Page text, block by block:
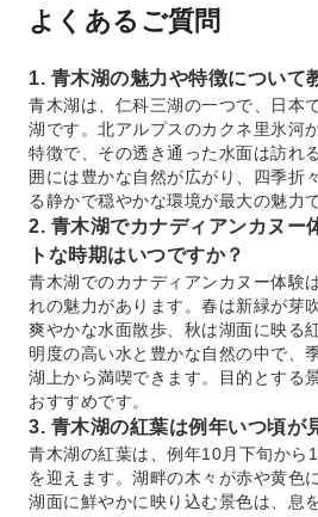
よくあるご質問
1. 青木湖の魅力や特徴について
青木湖は、仁科三湖の一つで、日本
湖です。北アルプスのカクネ里氷河
特徴で、その透き通った水面は訪れ
囲には豊かな自然が広がり、四季折
る静かで穏やかな環境が最大の魅力で
2. 青木湖でカナディアンカヌー
トな時期はいつですか？
青木湖でのカナディアンカヌー体験
れの魅力があります。春は新緑が芽
爽やかな水面散歩、秋は湖面に映る
明度の高い水と豊かな自然の中で、
湖上から満喫できます。目的とする
おすすめです。
3. 青木湖の紅葉は例年いつ頃が
青木湖の紅葉は、例年10月下旬から
を迎えます。湖畔の木々が赤や黄色
湖面に鮮やかに映り込む景色は、息